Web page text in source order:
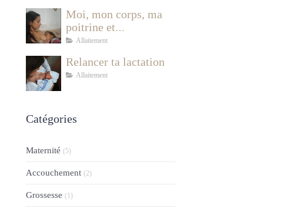
Moi, mon corps, ma
poitrine et
l'allaitement
Allaitement
Relancer ta lactation
Allaitement
Catégories
Maternité (5)
Accouchement (2)
Grossesse (1)